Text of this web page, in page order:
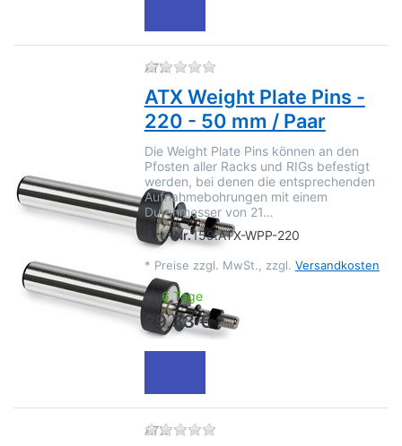
ATX Zu diesem Produkt liegen
ATX Weight Plate Pins -
220 - 50 mm / Paar
Die Weight Plate Pins können an den
Pfosten aller Racks und RIGs befestigt
werden, bei denen die entsprechenden
Aufnahmebohrungen mit einem
Durchmesser von 21…
Art.-Nr.159.ATX-WPP-220
* Preise zzgl. MwSt., zzgl. Versandkosten
6 Tage
29,33 € *
ATX Zu diesem Produkt liegen